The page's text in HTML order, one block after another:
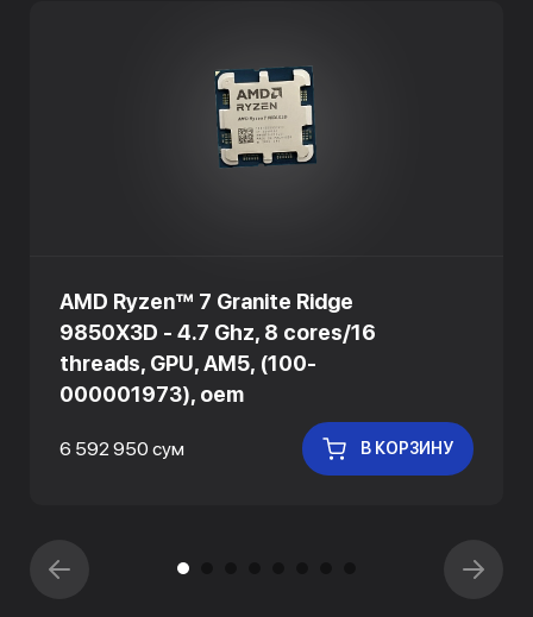
AMD Ryzen™ 7 Granite Ridge
9850X3D - 4.7 Ghz, 8 cores/16
threads, GPU, AM5, (100-
000001973), oem
6 592 950 сум В КОРЗИНУ